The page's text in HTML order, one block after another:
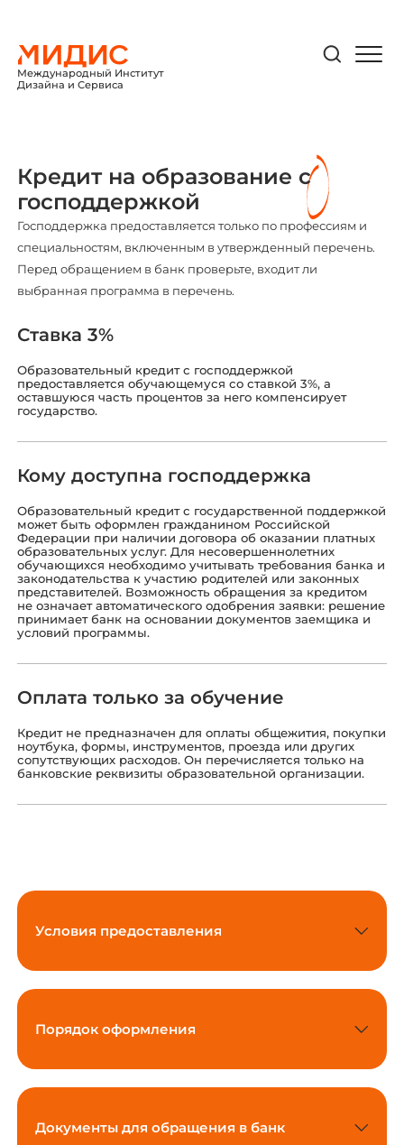
Международный Институт
Дизайна и Сервиса
Кредит на образование с
господдержкой
Господдержка предоставляется только по профессиям и
специальностям, включенным в утвержденный перечень.
Перед обращением в банк проверьте, входит ли
выбранная программа в перечень.
Ставка 3%
Образовательный кредит с господдержкой
предоставляется обучающемуся со ставкой 3%, а
оставшуюся часть процентов за него компенсирует
государство.
Кому доступна господдержка
Образовательный кредит с государственной поддержкой
может быть оформлен гражданином Российской
Федерации при наличии договора об оказании платных
образовательных услуг. Для несовершеннолетних
обучающихся необходимо учитывать требования банка и
законодательства к участию родителей или законных
представителей. Возможность обращения за кредитом
не означает автоматического одобрения заявки: решение
принимает банк на основании документов заемщика и
условий программы.
Оплата только за обучение
Кредит не предназначен для оплаты общежития, покупки
ноутбука, формы, инструментов, проезда или других
сопутствующих расходов. Он перечисляется только на
банковские реквизиты образовательной организации.
Условия предоставления
Порядок оформления
Документы для обращения в банк